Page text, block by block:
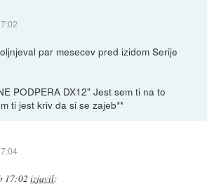
par mesecev pred izidom Serije
PODPERA DX12" Jest sem ti na to
ti jest kriv da si se zajeb**
17:02 izjavil: